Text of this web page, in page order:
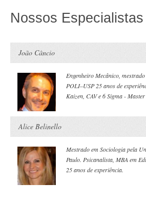
Nossos Especialistas
João Câncio
Engenheiro Mecânico,
POLI–USP 25 anos de
Kaizen, CAV e 6 Sigma - Master
Alice Belinello
Mestrado em Sociologia pela
Paulo. Psicanalista, MBA em
25 anos de experiência.